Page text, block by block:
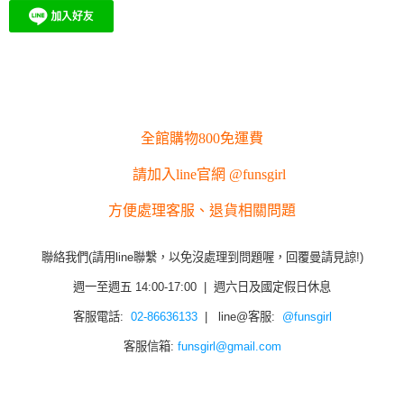
全館購物800免運費
請加入line官網 @funsgirl
方便處理客服、退貨相關問題
聯絡我們(請用line聯繫，以免沒處理到問題喔，回覆曼請見諒!)
週一至週五 14:00-17:00 | 週六日及國定假日休息
客服電話: 02-86636133| line@客服: @funsgirl
客服信箱: funsgirl@gmail.com